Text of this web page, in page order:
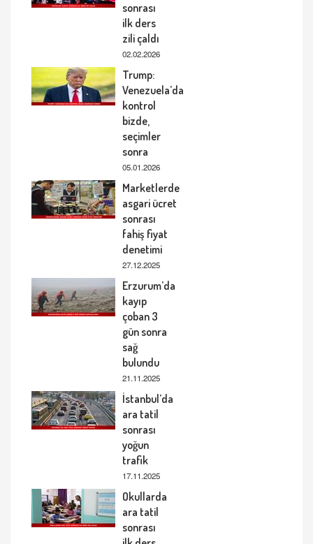
sonrası
ilk ders
zili çaldı
02.02.2026
Trump:
Venezuela’da
kontrol
bizde,
seçimler
sonra
05.01.2026
Marketlerde
asgari ücret
sonrası
fahiş fiyat
denetimi
27.12.2025
Erzurum’da
kayıp
çoban 3
gün sonra
sağ
bulundu
21.11.2025
İstanbul’da
ara tatil
sonrası
yoğun
trafik
17.11.2025
Okullarda
ara tatil
sonrası